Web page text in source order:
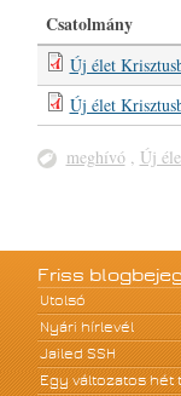
Csatolmány
Új élet
Új élet
meghívó Új
Friss
Utolsó
Nyári hírlevél
Jailed SSH
Egy változatos hét